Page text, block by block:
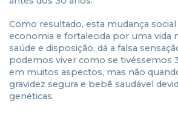
Como resultado, esta mudança
economia e fortalecida por uma vida
saúde e disposição, dá a falsa
podemos viver como se tivéssemos
em muitos aspectos, mas não
gravidez segura e bebê saudável
genéticas.